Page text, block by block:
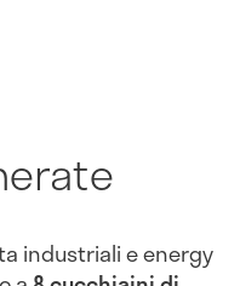
industriali e energy